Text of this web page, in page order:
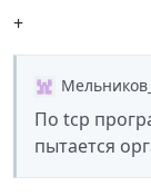
+
По tcp
пытается